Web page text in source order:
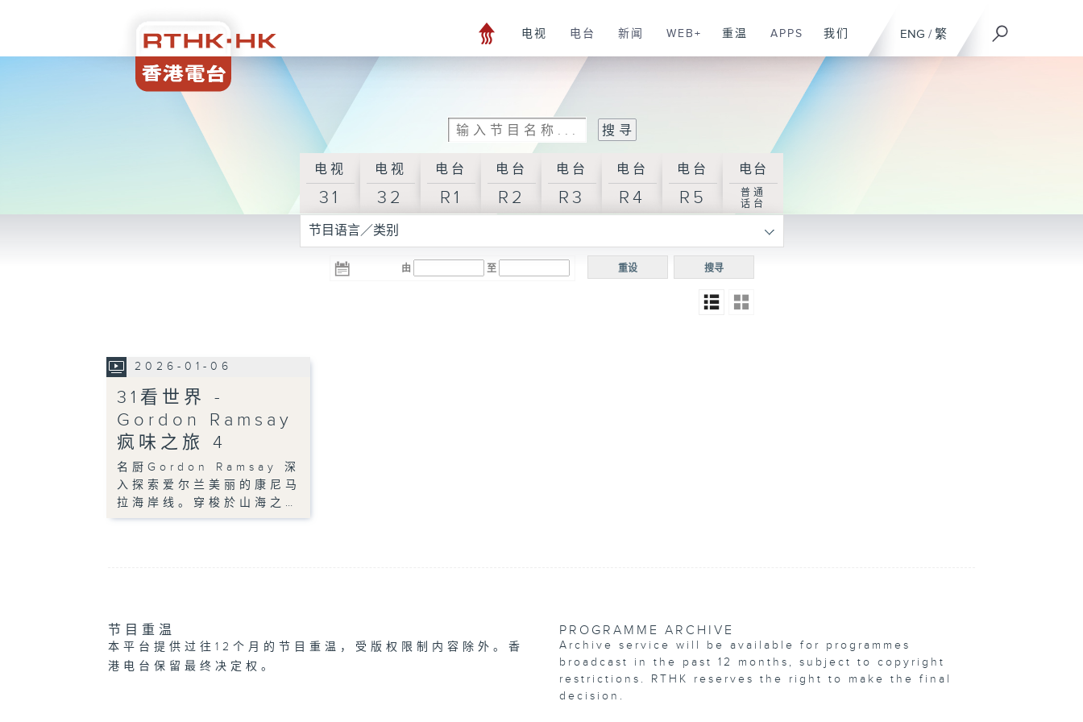
ENG / 繁
电视 电台 新闻 WEB+ 重温 APPS 我们
电视
31
电视
32
电台
R1
电台
R2
电台
R3
电台
R4
电台
R5
电台
普通
话台
节目语言／类别
由 至 搜寻
重设
2026-01-06
31看世界 -
Gordon Ramsay
疯味之旅 4
名厨Gordon Ramsay 深
入探索爱尔兰美丽的康尼马
拉海岸线。穿梭於山海之…
节目重温
本平台提供过往12个月的节目重温，受版权限制内容除外。香
港电台保留最终决定权。
PROGRAMME ARCHIVE
Archive service will be available for programmes
broadcast in the past 12 months, subject to copyright
restrictions. RTHK reserves the right to make the final
decision.